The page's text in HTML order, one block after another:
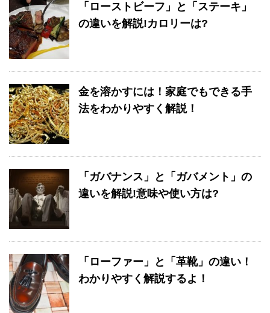
「ローストビーフ」と「ステーキ」
の違いを解説!カロリーは?
金を溶かすには！家庭でもできる手
法をわかりやすく解説！
「ガバナンス」と「ガバメント」の
違いを解説!意味や使い方は?
「ローファー」と「革靴」の違い！
わかりやすく解説するよ！